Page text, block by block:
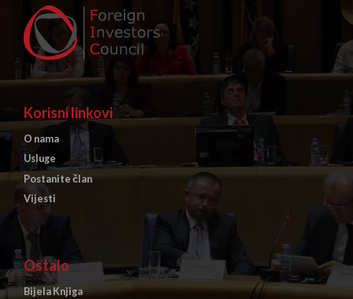
Korisni linkovi
O nama
Usluge
Postanite član
Vijesti
Ostalo
Bijela Knjiga